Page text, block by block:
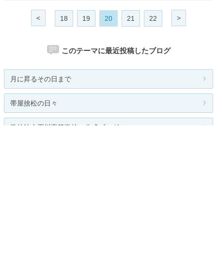
< 18 19 20 21 22 >
このテーマに最近投稿したブログ
月に昇るその日まで
帯屋捨松の日々
学校法人石川高等学校 公式ブログ